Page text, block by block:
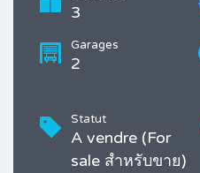
3
Garages
2
Statut
A vendre (For
sale สำหรับขาย)